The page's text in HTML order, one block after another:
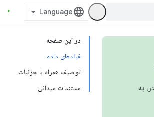
در این صفحه
فیلدهای داده
توصیف همراه با جزئیات
مستندات میدانی